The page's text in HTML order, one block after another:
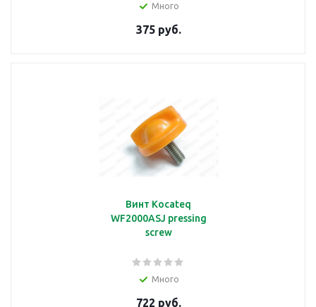
Много
375 руб.
Винт Kocateq
WF2000ASJ pressing
screw
Много
722 руб.